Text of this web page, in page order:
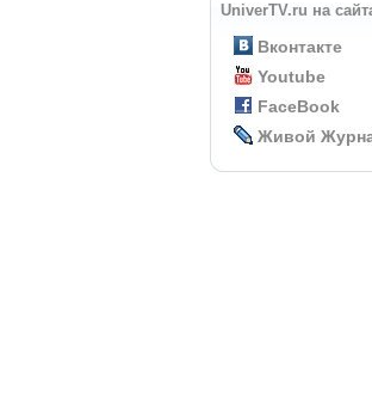
UniverTV.ru на
Вконтакте
Youtube
FaceBook
Живой